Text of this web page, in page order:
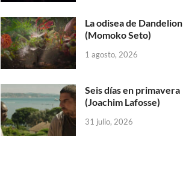
La odisea de Dandelion
(Momoko Seto)
1 agosto, 2026
Seis días en primavera
(Joachim Lafosse)
31 julio, 2026